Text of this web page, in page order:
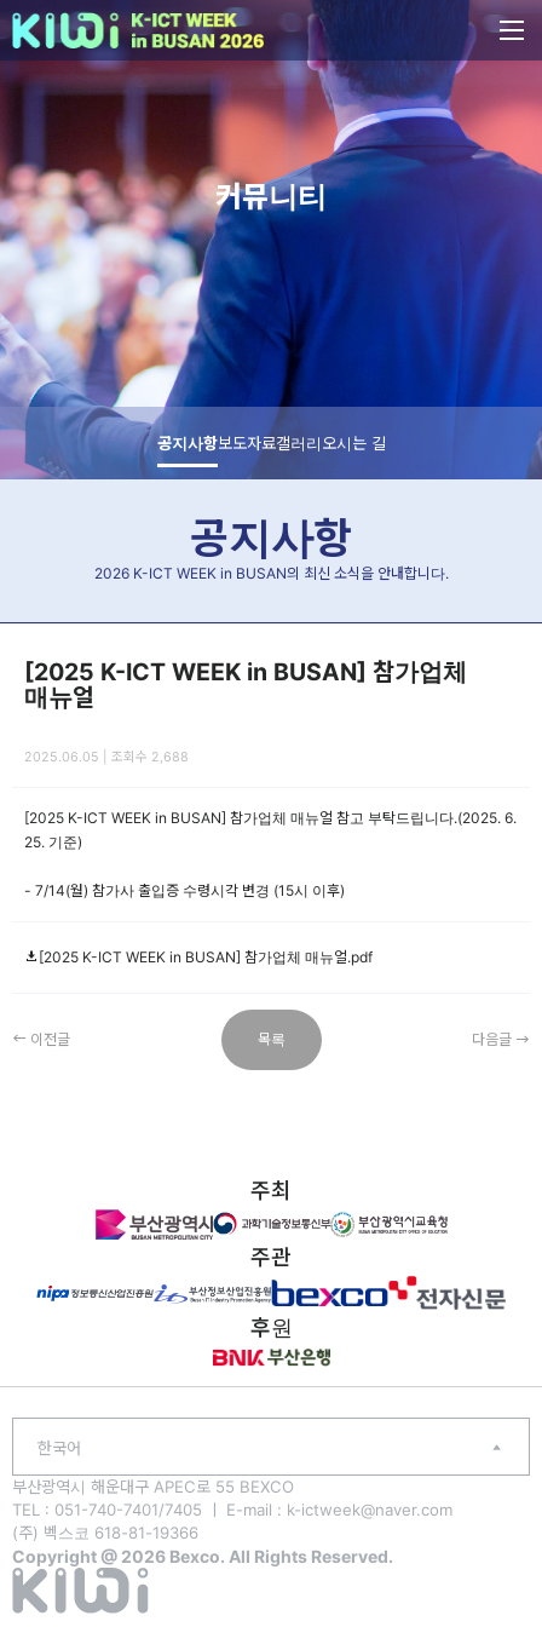
커뮤니티
공지사항보도자료갤러리오시는 길
공지사항
2026 K-ICT WEEK in BUSAN의 최신 소식을 안내합니다.
[2025 K-ICT WEEK in BUSAN] 참가업체
매뉴얼
2025.06.05 | 조회수 2,688
[2025 K-ICT WEEK in BUSAN] 참가업체 매뉴얼 참고 부탁드립니다.(2025. 6.
25. 기준)
- 7/14(월) 참가사 출입증 수령시각 변경 (15시 이후)
[2025 K-ICT WEEK in BUSAN] 참가업체 매뉴얼.pdf
이전글 목록 다음글
주최
주관
후원
부산광역시 해운대구 APEC로 55 BEXCO
TEL : 051-740-7401/7405 ㅣ E-mail : k-ictweek@naver.com
(주) 벡스코 618-81-19366
Copyright @ 2026 Bexco. All Rights Reserved.
한국어